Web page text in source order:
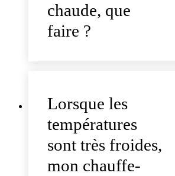
chaude, que
faire ?
Lorsque les
températures
sont très froides,
mon chauffe-